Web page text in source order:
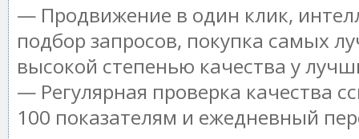
— Продвижение в один клик,
подбор запросов, покупка самых
высокой степенью качества у
— Регулярная проверка качества
100 показателям и ежедневный